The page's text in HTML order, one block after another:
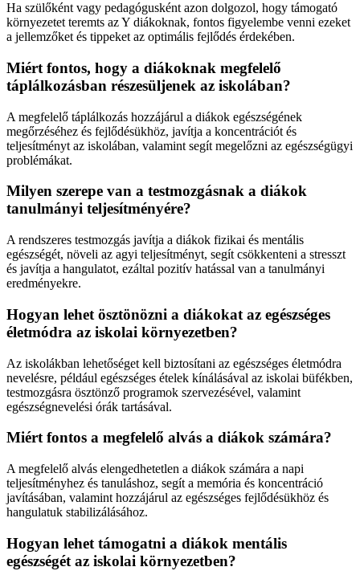
Ha szülőként vagy pedagógusként azon dolgozol, hogy támogató
környezetet teremts az Y diákoknak, fontos figyelembe venni ezeket
a jellemzőket és tippeket az optimális fejlődés érdekében.
Miért fontos, hogy a diákoknak megfelelő
táplálkozásban részesüljenek az iskolában?
A megfelelő táplálkozás hozzájárul a diákok egészségének
megőrzéséhez és fejlődésükhöz, javítja a koncentrációt és
teljesítményt az iskolában, valamint segít megelőzni az egészségügyi
problémákat.
Milyen szerepe van a testmozgásnak a diákok
tanulmányi teljesítményére?
A rendszeres testmozgás javítja a diákok fizikai és mentális
egészségét, növeli az agyi teljesítményt, segít csökkenteni a stresszt
és javítja a hangulatot, ezáltal pozitív hatással van a tanulmányi
eredményekre.
Hogyan lehet ösztönözni a diákokat az egészséges
életmódra az iskolai környezetben?
Az iskolákban lehetőséget kell biztosítani az egészséges életmódra
nevelésre, például egészséges ételek kínálásával az iskolai büfékben,
testmozgásra ösztönző programok szervezésével, valamint
egészségnevelési órák tartásával.
Miért fontos a megfelelő alvás a diákok számára?
A megfelelő alvás elengedhetetlen a diákok számára a napi
teljesítményhez és tanuláshoz, segít a memória és koncentráció
javításában, valamint hozzájárul az egészséges fejlődésükhöz és
hangulatuk stabilizálásához.
Hogyan lehet támogatni a diákok mentális
egészségét az iskolai környezetben?